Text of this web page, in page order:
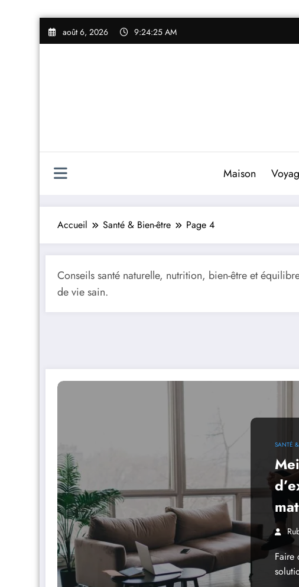
Aller
août 6, 2026 9:24:25 AM
Maison
Accueil Santé & Bien-être Page 4
Conseils santé naturelle, nutrition, bien-être et
de vie sain.
SANTÉ
Faire